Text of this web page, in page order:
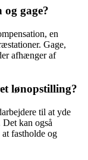
gage?
en
Gage,
afhænger af
lønopstilling?
til at yde
kan også
fastholde og